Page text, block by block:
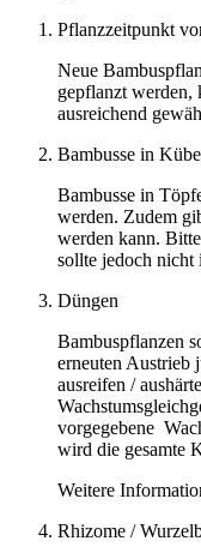
Pflanzzeitpunkt
Neue
gepflanzt werden,
ausreichend
Bambusse in
Bambusse in
werden. Zudem
werden kann.
sollte jedoch nicht
Düngen
Bambuspflanzen
erneuten Austrieb
ausreifen /
vorgegebene
wird die gesamte
Weitere
Rhizome /